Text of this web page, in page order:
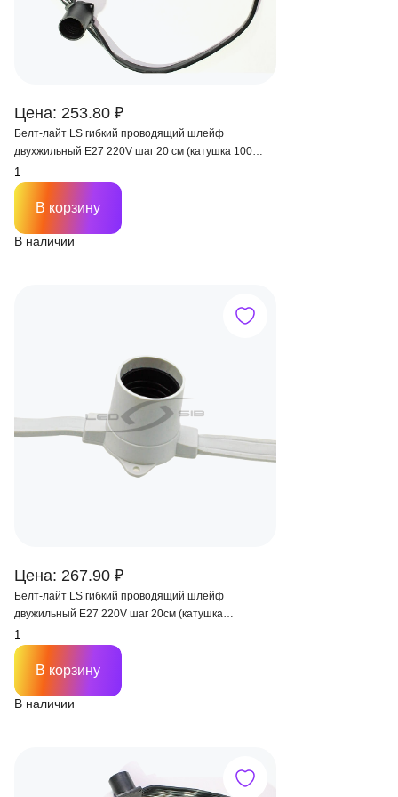
Цена: 253.80 ₽
Белт-лайт LS гибкий проводящий шлейф
двухжильный Е27 220V шаг 20 см (катушка 100
В наличии
В корзину
Цена: 267.90 ₽
Белт-лайт LS гибкий проводящий шлейф
двужильный Е27 220V шаг 20см (катушка
100м),белый провод IP 65
В наличии
В корзину